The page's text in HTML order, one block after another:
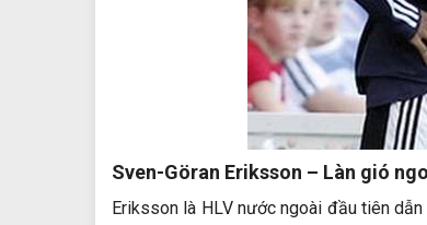
Sven-Göran Eriksson – Làn gió
Eriksson là HLV nước ngoài đầu tiên